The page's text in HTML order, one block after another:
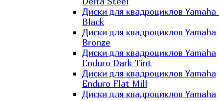
Диски для квадроциклов
Black
Диски для квадроциклов
Bronze
Диски для квадроциклов Yamaha
Enduro Dark Tint
Диски для квадроциклов Yamaha
Enduro Flat Mill
Диски для квадроциклов Yamaha